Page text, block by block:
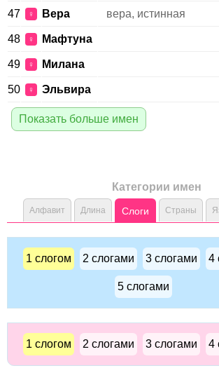
47 ♀ Вера вера, истинная
48 ♀ Мафтуна
49 ♀ Милана
50 ♀ Эльвира
Показать больше имен
Категории имен
Алфавит Длина Слоги Страны
1 слогом 2 слогами 3 слогами 4
5 слогами
1 слогом 2 слогами 3 слогами 4